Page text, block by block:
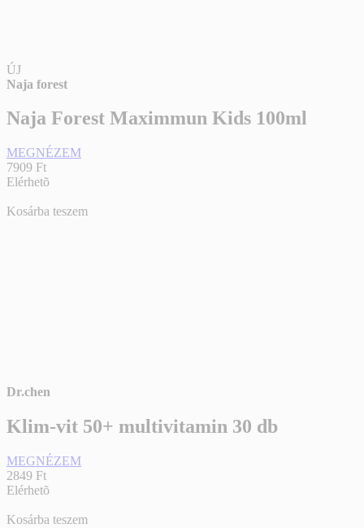
ÚJ
Naja forest
Naja Forest Maximmun Kids 100ml
MEGNÉZEM
7909 Ft
Elérhetõ
Kosárba teszem
Dr.chen
Klim-vit 50+ multivitamin 30 db
MEGNÉZEM
2849 Ft
Elérhetõ
Kosárba teszem